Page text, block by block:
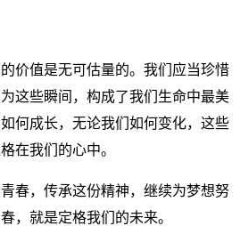
价值是无可估量的。我们应当珍惜
这些瞬间，构成了我们生命中最美
何成长，无论我们如何变化，这些
在我们的心中。
春，传承这份精神，继续为梦想努
，就是定格我们的未来。